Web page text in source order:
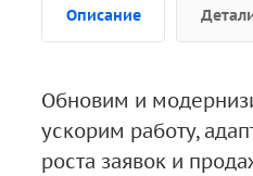
Описание
Обновим и
ускорим работу,
роста заявок и